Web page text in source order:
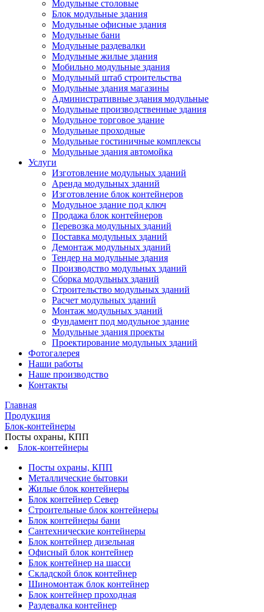
Модульные столовые
Блок модульные здания
Модульные офисные здания
Модульные бани
Модульные раздевалки
Модульные жилые здания
Мобильно модульные здания
Модульный штаб строительства
Модульные здания магазины
Административные здания модульные
Модульные производственные здания
Модульное торговое здание
Модульные проходные
Модульные гостиничные комплексы
Модульные здания автомойка
Услуги
Изготовление модульных зданий
Аренда модульных зданий
Изготовление блок контейнеров
Модульное здание под ключ
Продажа блок контейнеров
Перевозка модульных зданий
Поставка модульных зданий
Демонтаж модульных зданий
Тендер на модульные здания
Производство модульных зданий
Сборка модульных зданий
Строительство модульных зданий
Расчет модульных зданий
Монтаж модульных зданий
Фундамент под модульное здание
Модульные здания проекты
Проектирование модульных зданий
Фотогалерея
Наши работы
Наше производство
Контакты
Главная
Продукция
Блок-контейнеры
Посты охраны, КПП
Блок-контейнеры
Посты охраны, КПП
Металлические бытовки
Жилые блок контейнеры
Блок контейнер Север
Строительные блок контейнеры
Блок контейнеры бани
Сантехнические контейнеры
Блок контейнер дизельная
Офисный блок контейнер
Блок контейнер на шасси
Складской блок контейнер
Шиномонтаж блок контейнер
Блок контейнер проходная
Раздевалка контейнер